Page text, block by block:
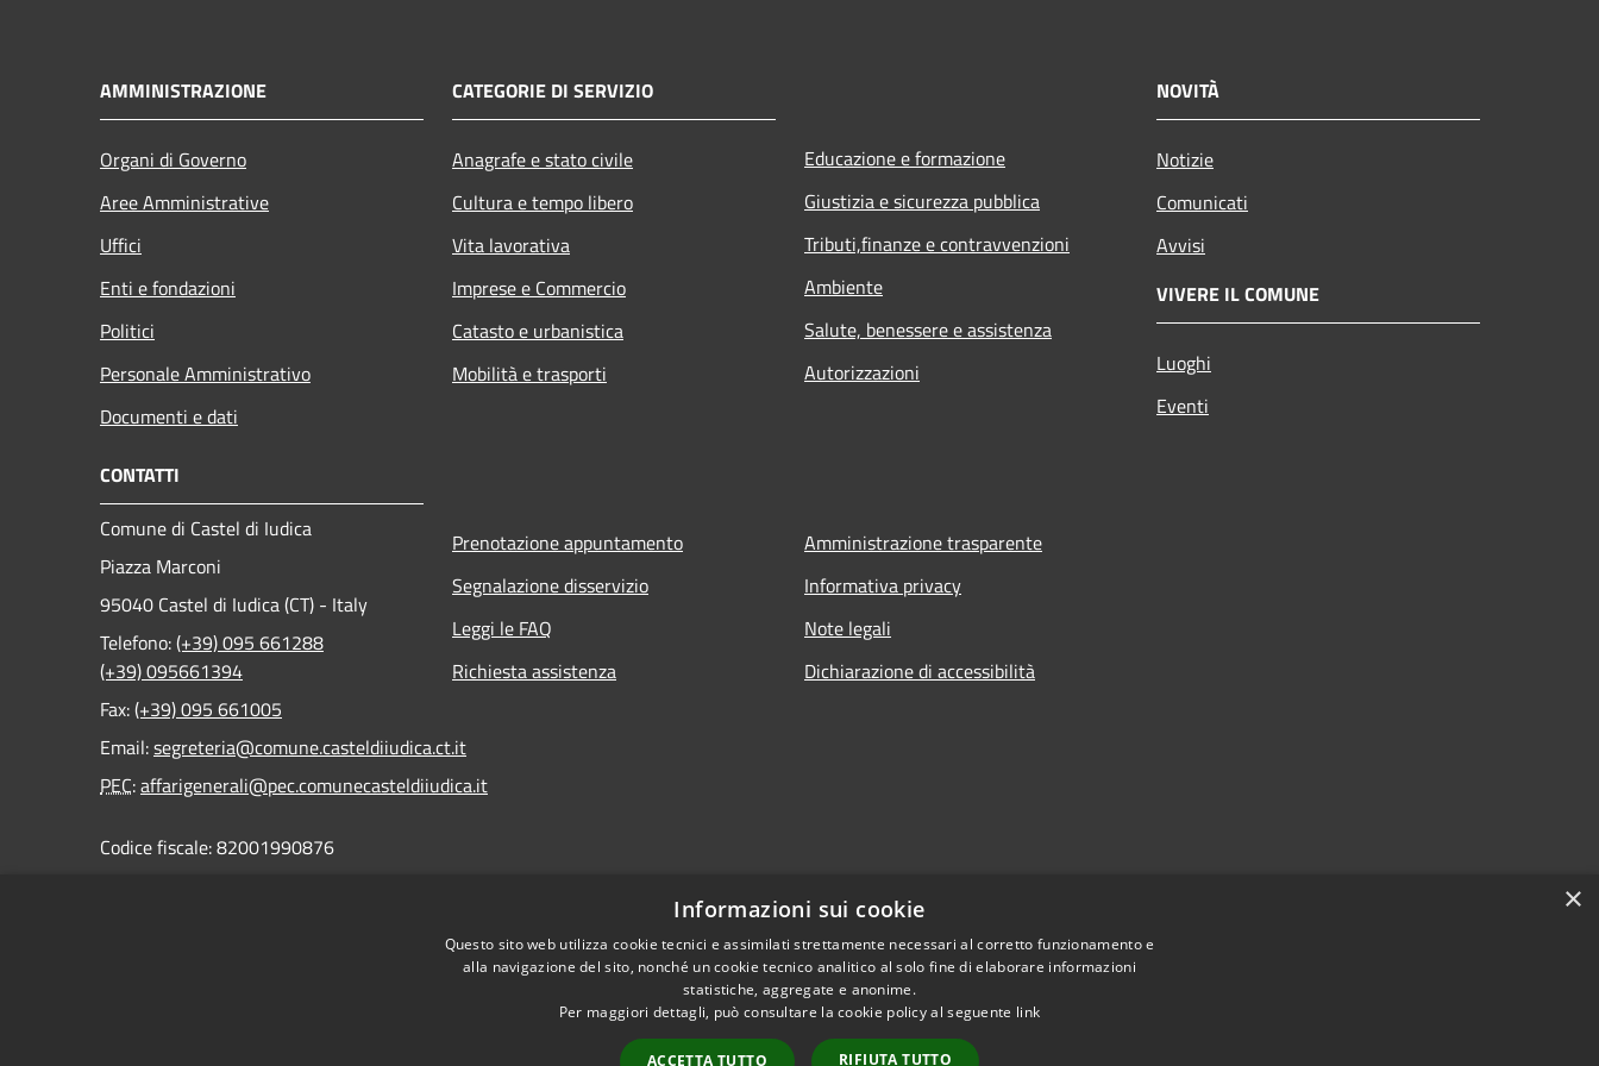
AMMINISTRAZIONE
Organi di Governo
Aree Amministrative
Uffici
Enti e fondazioni
Politici
Personale Amministrativo
Documenti e dati
CATEGORIE DI SERVIZIO
Anagrafe e stato civile
Cultura e tempo libero
Vita lavorativa
Imprese e Commercio
Catasto e urbanistica
Mobilità e trasporti
Educazione e formazione
Giustizia e sicurezza pubblica
Tributi,finanze e contravvenzioni
Ambiente
Salute, benessere e assistenza
Autorizzazioni
NOVITÀ
Notizie
Comunicati
Avvisi
VIVERE IL COMUNE
Luoghi
Eventi
CONTATTI
Comune di Castel di Iudica
Piazza Marconi
95040 Castel di Iudica (CT) - Italy
Telefono:(+39) 095 661288
(+39) 095661394
Fax:(+39) 095 661005
Email:segreteria@comune.casteldiiudica.ct.it
PEC:affarigenerali@pec.comunecasteldiiudica.it
Codice fiscale: 82001990876
Prenotazione appuntamento
Segnalazione disservizio
Leggi le FAQ
Richiesta assistenza
Amministrazione trasparente
Informativa privacy
Note legali
Dichiarazione di accessibilità
×
Informazioni sui cookie
Questo sito web utilizza cookie tecnici e assimilati strettamente necessari al corretto funzionamento e
alla navigazione del sito, nonché un cookie tecnico analitico al solo fine di elaborare informazioni
statistiche, aggregate e anonime.
Per maggiori dettagli, può consultare la cookie policy al seguente link
ACCETTA TUTTO RIFIUTA TUTTO